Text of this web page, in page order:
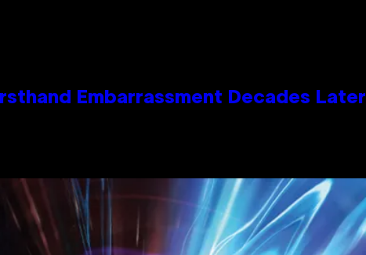
Embarrassment Decades Later